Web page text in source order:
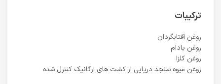
ترکیبات
روغن آفتابگردان
روغن بادام
روغن کلزا
روغن میوه سنجد دریایی از کشت های ارگانیک کنترل شده